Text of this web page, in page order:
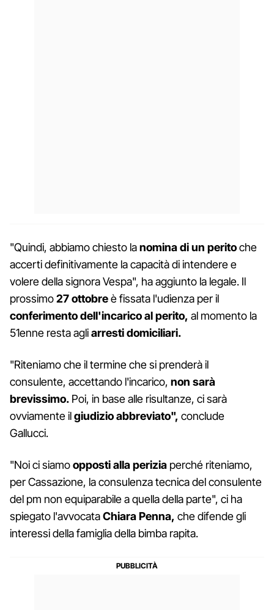
"Quindi, abbiamo chiesto lanomina di un peritoche
accerti definitivamente la capacità di intendere e
volere della signora Vespa", ha aggiunto la legale. Il
prossimo27 ottobreè fissata l'udienza per il
conferimento dell'incarico al perito, al momento la
51enne resta agliarresti domiciliari.
"Riteniamo che il termine che si prenderà il
consulente, accettando l'incarico, non sarà
brevissimo. Poi, in base alle risultanze, ci sarà
ovviamente ilgiudizio abbreviato", conclude
Gallucci.
"Noi ci siamoopposti alla perizia perché riteniamo,
per Cassazione, la consulenza tecnica del consulente
del pm non equiparabile a quella della parte", ci ha
spiegato l'avvocataChiara Penna, che difende gli
interessi della famiglia della bimba rapita.